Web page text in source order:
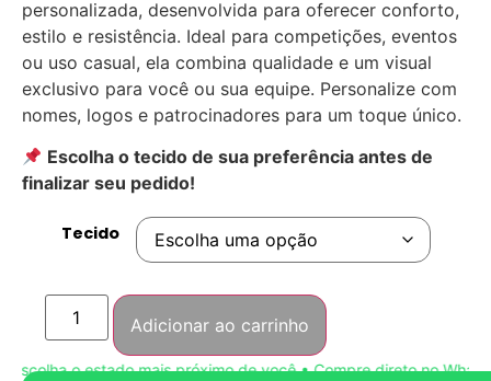
personalizada, desenvolvida para oferecer conforto,
estilo e resistência. Ideal para competições, eventos
ou uso casual, ela combina qualidade e um visual
exclusivo para você ou sua equipe. Personalize com
nomes, logos e patrocinadores para um toque único.
Escolha o tecido de sua preferência antes de
finalizar seu pedido!
Tecido
Adicionar ao carrinho
o estado mais próximo de você • Compre direto no